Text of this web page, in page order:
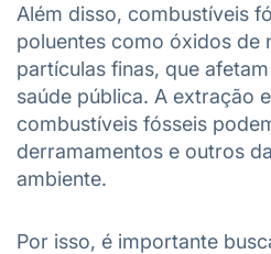
Além disso, combustíveis
poluentes como óxidos de
partículas finas, que
saúde pública. A extração
combustíveis fósseis
derramamentos e outros
ambiente.
Por isso, é importante